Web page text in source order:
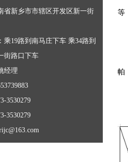
省新乡市市辖区开发区新一街
乘19路到南马庄下车 乘34路到
街路口下车
经理
3530279
3530279
等
2
3
4
帕
5
6
7